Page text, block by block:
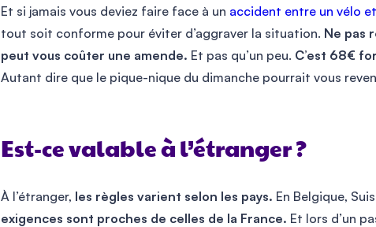
Et si jamais vous deviez faire face à un accident entre un vélo
tout soit conforme pour éviter d’aggraver la situation. Ne pas
peut vous coûter une amende. Et pas qu’un peu. C’est 68€
Autant dire que le pique-nique du dimanche pourrait vous
Est-ce valable à l’étranger ?
À l’étranger, les règles varient selon les pays. En Belgique,
exigences sont proches de celles de la France. Et lors d’un